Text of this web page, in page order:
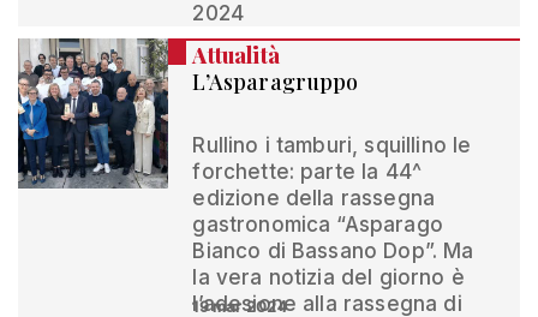
2024
Attualità
L’Asparagruppo
Rullino i tamburi, squillino le
forchette: parte la 44^
edizione della rassegna
gastronomica “Asparago
Bianco di Bassano Dop”. Ma
la vera notizia del giorno è
l’adesione alla rassegna di
19 mar 2024